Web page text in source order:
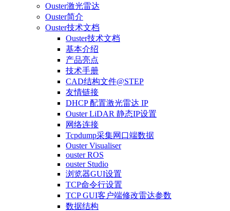
Ouster激光雷达
Ouster简介
Ouster技术文档
Ouster技术文档
基本介绍
产品亮点
技术手册
CAD结构文件@STEP
友情链接
DHCP 配置激光雷达 IP
Ouster LiDAR 静态IP设置
网络连接
Tcpdump采集网口端数据
Ouster Visualiser
ouster ROS
ouster Studio
浏览器GUI设置
TCP命令行设置
TCP GUI客户端修改雷达参数
数据结构